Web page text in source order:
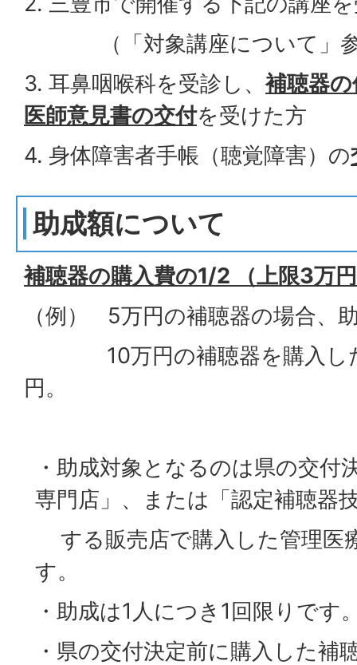
（「対象講座について」
3. 耳鼻咽喉科を受診し、補聴器
医師意見書の交付を受けた方
4. 身体障害者手帳（聴覚障害）の
助成額について
補聴器の購入費の1/2 （上限3万
（例） 5万円の補聴器の場合、
10万円の補聴器を購入した
円。
・助成対象となるのは県の交付
専門店」、または「認定補聴器
する販売店で購入した管理医
す。
・助成は1人につき1回限りです
・県の交付決定前に購入した補